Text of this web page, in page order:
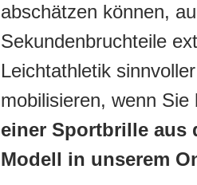
abschätzen können,
Sekundenbruchteile
Leichtathletik
mobilisieren, wenn Sie
einer Sportbrille aus
Modell in unserem